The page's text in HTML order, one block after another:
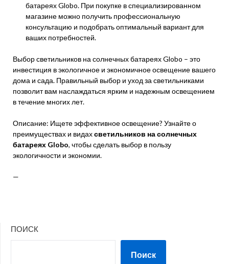
батареях Globo. При покупке в специализированном
магазине можно получить профессиональную
консультацию и подобрать оптимальный вариант для
ваших потребностей.
Выбор светильников на солнечных батареях Globo – это
инвестиция в экологичное и экономичное освещение вашего
дома и сада. Правильный выбор и уход за светильниками
позволит вам наслаждаться ярким и надежным освещением
в течение многих лет.
Описание: Ищете эффективное освещение? Узнайте о
преимуществах и видахсветильников на солнечных
батареях Globo, чтобы сделать выбор в пользу
экологичности и экономии.
—
ПОИСК
Поиск